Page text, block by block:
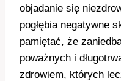
objadanie się
pogłębia negatywne
pamiętać, że
poważnych i
zdrowiem, których